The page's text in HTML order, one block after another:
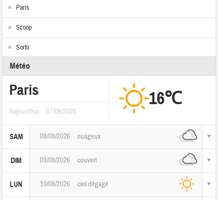
Paris
Scoop
Sortir
Météo
Paris
Aujourd'hui 07/08/2026
16℃
SAM 08/08/2026 nuageux
DIM 09/08/2026 couvert
LUN 10/08/2026 ciel dégagé